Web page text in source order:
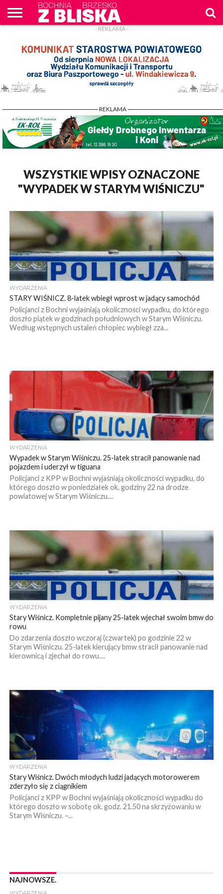
WPROST
REKLAM
- REKLAMA -
- REKLAMA -
WSZYSTKIE WPISY OZNACZONE
"WYPADEK W STARYM WIŚNICZU"
WYDARZENIA
STARY WIŚNICZ. 8-latek wbiegł wprost w jadący samochód
Policjanci z Bochni wyjaśniają okoliczności wypadku, do którego
doszło piątek w godzinach południowych w Starym Wiśniczu.
Według wstępnych ustaleń chłopiec wybiegł zza...
WYDARZENIA
Wypadek w Starym Wiśniczu. 25-latek stracił panowanie nad
pojazdem i uderzył w tiguana
Policjanci z KPP w Bochni wyjaśniają okoliczności wypadku, do
którego doszło w poniedziałek ok. godziny 22 na drodze
powiatowej w Starym Wiśniczu....
WYDARZENIA
Stary Wiśnicz. Kompletnie pijany 25-latek wjechał swoim bmw do
rowu
Do zdarzenia doszło wczoraj (czwartek) po godzinie 22 w
Starym Wiśniczu. 25-latek kierujący bmw stracił panowanie nad
kierownicą i zjechał do rowu....
WYDARZENIA
Stary Wiśnicz. Dwóch młodych ludzi jadących motorowerem
zderzyło się z ciągnikiem
Policjanci z KPP w Bochni wyjaśniają okoliczności wypadku do
którego doszło w sobotę ok. godz. 21.50 na skrzyżowaniu w
Starym Wiśniczu. –...
NAJNOWSZE.